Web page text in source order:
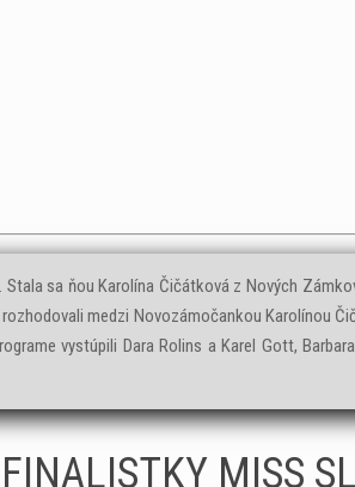
sa ňou Karolína Čičátková z Nových
medzi Novozámočankou Karolínou
vystúpili Dara Rolins a Karel Gott,
FINALISTKY MISS